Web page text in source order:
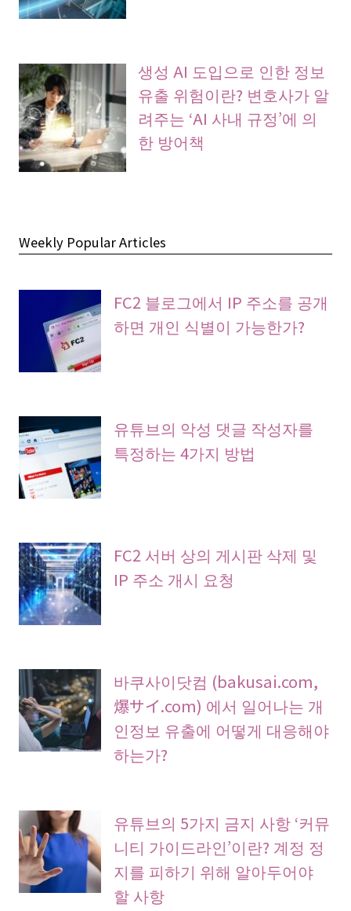
생성 AI 도입으로 인한 정보
유출 위험이란? 변호사가 알
려주는 ‘AI 사내 규정’에 의
한 방어책
Weekly Popular Articles
FC2 블로그에서 IP 주소를 공개
하면 개인 식별이 가능한가?
유튜브의 악성 댓글 작성자를
특정하는 4가지 방법
FC2 서버 상의 게시판 삭제 및
IP 주소 개시 요청
바쿠사이닷컴 (bakusai.com,
爆サイ.com) 에서 일어나는 개
인정보 유출에 어떻게 대응해야
하는가?
유튜브의 5가지 금지 사항 ‘커뮤
니티 가이드라인’이란? 계정 정
지를 피하기 위해 알아두어야
할 사항